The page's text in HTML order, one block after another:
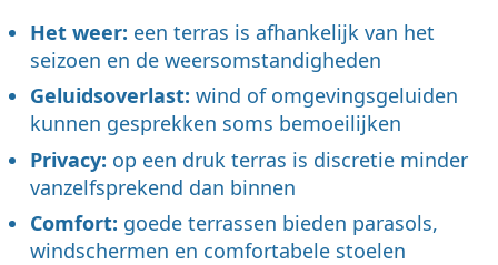
Het weer: een terras is afhankelijk van het
seizoen en de weersomstandigheden
Geluidsoverlast: wind of omgevingsgeluiden
kunnen gesprekken soms bemoeilijken
Privacy: op een druk terras is discretie minder
vanzelfsprekend dan binnen
Comfort: goede terrassen bieden parasols,
windschermen en comfortabele stoelen